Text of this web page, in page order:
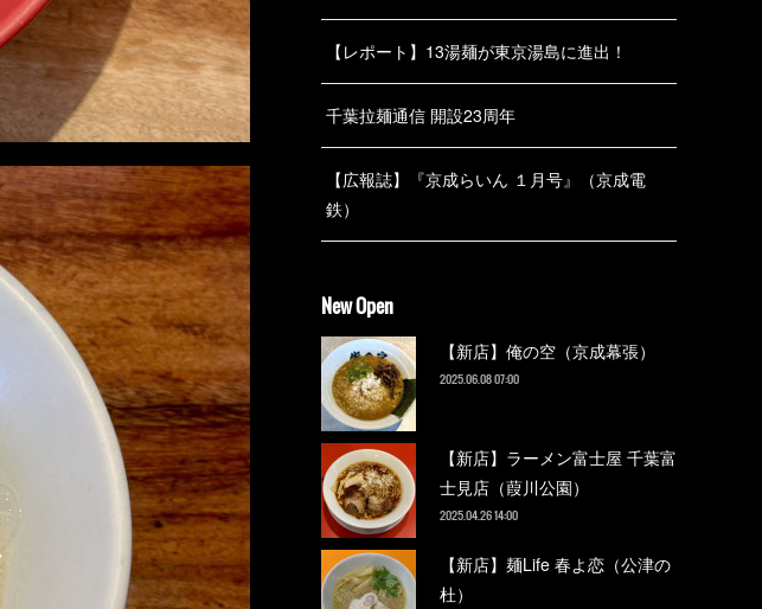
【レポート】13湯麺が東京湯島に進出！
千葉拉麺通信 開設23周年
【広報誌】『京成らいん １月号』（京成電
鉄）
New Open
【新店】俺の空（京成幕張）
2025.06.08 07:00
【新店】ラーメン富士屋 千葉富
士見店（葭川公園）
2025.04.26 14:00
【新店】麺Life 春よ恋（公津の
杜）